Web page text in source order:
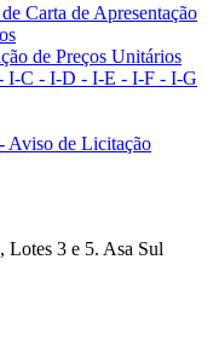
Carta de Apresentação
de Preços Unitários
I-C - I-D - I-E - I-F - I-G
Aviso de Licitação
3 e 5. Asa Sul